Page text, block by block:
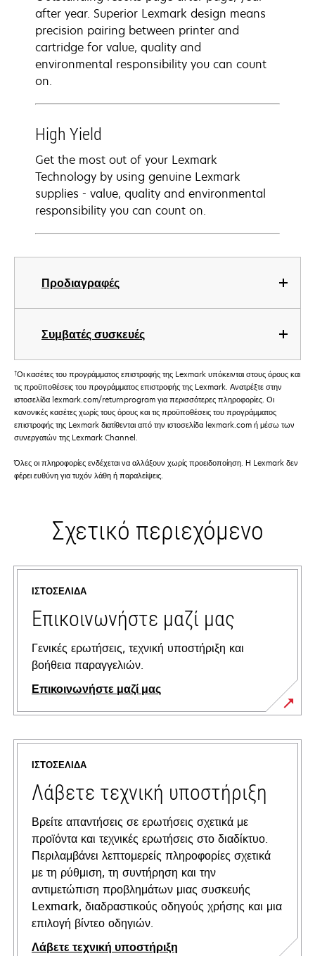
Προδιαγραφές
Συμβατές συσκευές
after year. Superior Lexmark design means
precision pairing between printer and
cartridge for value, quality and
environmental responsibility you can count
on.
High Yield
Get the most out of your Lexmark
Technology by using genuine Lexmark
supplies - value, quality and environmental
responsibility you can count on.
†Οι κασέτες του προγράμματος επιστροφής της Lexmark υπόκεινται στους όρους και
τις προϋποθέσεις του προγράμματος επιστροφής της Lexmark. Ανατρέξτε στην
ιστοσελίδα lexmark.com/returnprogram για περισσότερες πληροφορίες. Οι
κανονικές κασέτες χωρίς τους όρους και τις προϋποθέσεις του προγράμματος
επιστροφής της Lexmark διατίθενται από την ιστοσελίδα lexmark.com ή μέσω των
συνεργατών της Lexmark Channel.
Όλες οι πληροφορίες ενδέχεται να αλλάξουν χωρίς προειδοποίηση. Η Lexmark δεν
φέρει ευθύνη για τυχόν λάθη ή παραλείψεις.
Σχετικό περιεχόμενο
ΙΣΤΟΣΕΛΊΔΑ
Επικοινωνήστε μαζί μας
Γενικές ερωτήσεις, τεχνική υποστήριξη και
βοήθεια παραγγελιών.
Επικοινωνήστε μαζί μας
ΙΣΤΟΣΕΛΊΔΑ
Λάβετε τεχνική υποστήριξη
Βρείτε απαντήσεις σε ερωτήσεις σχετικά με
προϊόντα και τεχνικές ερωτήσεις στο διαδίκτυο.
Περιλαμβάνει λεπτομερείς πληροφορίες σχετικά
με τη ρύθμιση, τη συντήρηση και την
αντιμετώπιση προβλημάτων μιας συσκευής
Lexmark, διαδραστικούς οδηγούς χρήσης και μια
επιλογή βίντεο οδηγιών.
Λάβετε τεχνική υποστήριξη